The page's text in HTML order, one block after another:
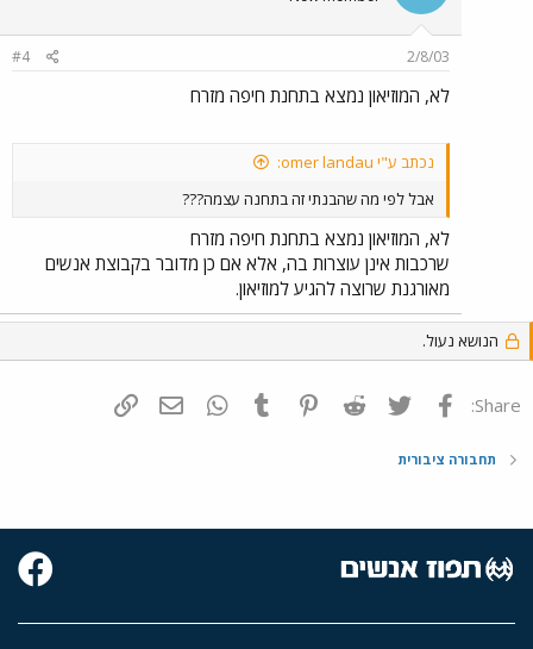
2/8/03
#4
לא, המוזיאון נמצא בתחנת חיפה מזרח
נכתב ע"י omer landau:
אבל לפי מה שהבנתי זה בתחנה עצמה???
לא, המוזיאון נמצא בתחנת חיפה מזרח
שרכבות אינן עוצרות בה, אלא אם כן מדובר בקבוצת אנשים
מאורגנת שרוצה להגיע למוזיאון.
הנושא נעול.
Share: פייסבוק Twitter
Reddit
Pinterest
Tumblr
WhatsAppדואר אלקטרוני
תחבורה ציבורית